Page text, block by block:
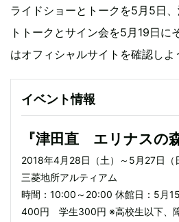
ライドショーとトークを5月5日
トトークとサイン会を5月19日に
はオフィシャルサイトを確認しよ
イベント情報
『津田直 エリナスの森
2018年4月28日（土）～5月27日
三菱地所アルティアム
時間：10:00～20:00 休館日：5月
400円 学生300円 ※高校生以下、